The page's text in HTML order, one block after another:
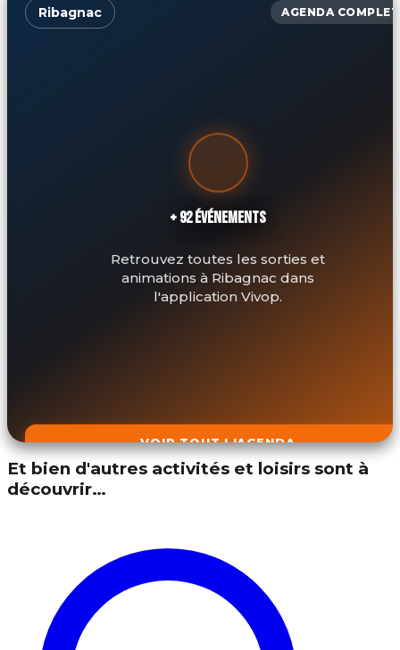
Ribagnac AGENDA COMPLET
+ 92 ÉVÉNEMENTS
Retrouvez toutes les sorties et
animations à Ribagnac dans
l'application Vivop.
VOIR TOUT L'AGENDA
Et bien d'autres activités et loisirs sont à
découvrir…